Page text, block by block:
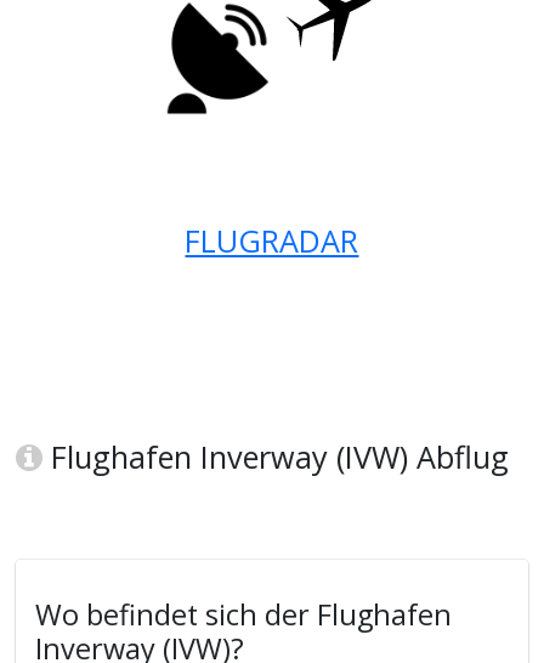
FLUGRADAR
Flughafen Inverway (IVW) Abflug
Wo befindet sich der Flughafen
Inverway (IVW)?